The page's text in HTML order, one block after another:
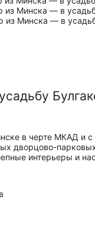
в черте МКАД и
дворцово-
интерьеры и